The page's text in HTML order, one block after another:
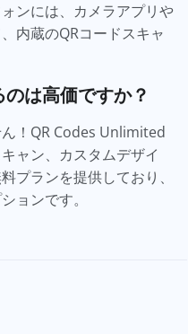
ンには、カメラアプリや
内蔵のQRコードスキャ
は高価ですか？
！QR Codes Unlimited
ャン、カスタムデザイ
プランを提供しており、
ョンです。